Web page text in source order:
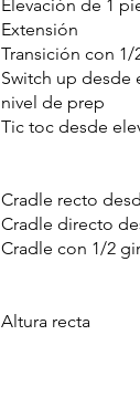
Elevación de 1
Extensión
Transición con 1/
Switch up desde
nivel de prep
Tic toc desde
Cradle recto
Cradle directo
Cradle con 1/2
Altura recta